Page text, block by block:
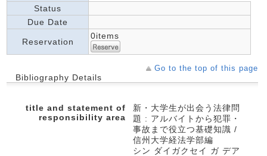
Status
Due Date
Reservation
0items
Go to the top of this page
Bibliography Details
title and statement of
responsibility area
新・大学生が出会う法律問
題 : アルバイトから犯罪・
事故まで役立つ基礎知識 /
信州大学経法学部編
シン ダイガクセイ ガ デア